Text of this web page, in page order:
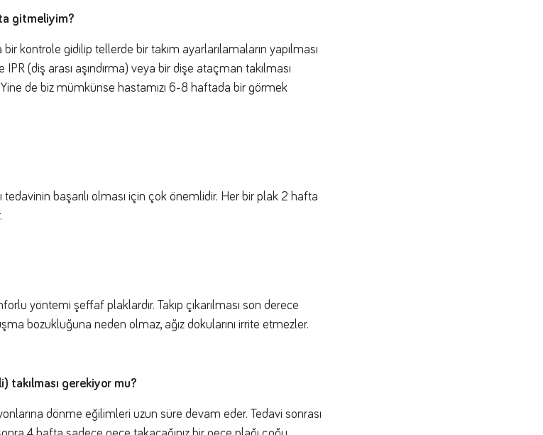
gitmeliyim?
kontrole gidilip tellerde bir takım ayarlarılamaların yapılması
(diş arası aşındırma) veya bir dişe ataçman takılması
de biz mümkünse hastamızı 6-8 haftada bir görmek
tedavinin başarılı olması için çok önemlidir. Her bir plak 2 hafta
yöntemi şeffaf plaklardır. Takıp çıkarılması son derece
bozukluğuna neden olmaz, ağız dokularını irrite etmezler.
takılması gerekiyor mu?
dönme eğilimleri uzun süre devam eder. Tedavi sonrası